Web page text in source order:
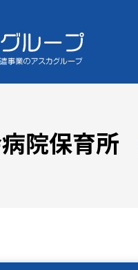
院保育所